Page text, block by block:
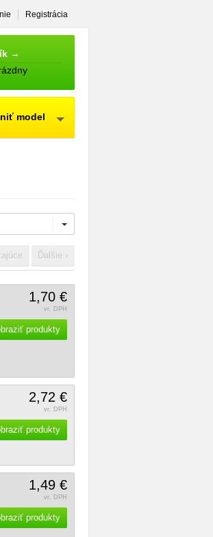
→
model
Ďalšie ›
1,70 €
vr. DPH
produkty
2,72 €
vr. DPH
produkty
1,49 €
vr. DPH
produkty
Registrácia